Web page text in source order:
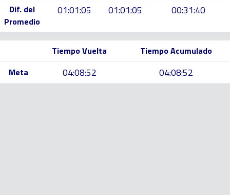
Dif. del
Promedio
01:01:05 01:01:05 00:31:40
Tiempo Vuelta
Tiempo Acumulado
Meta
04:08:52 04:08:52